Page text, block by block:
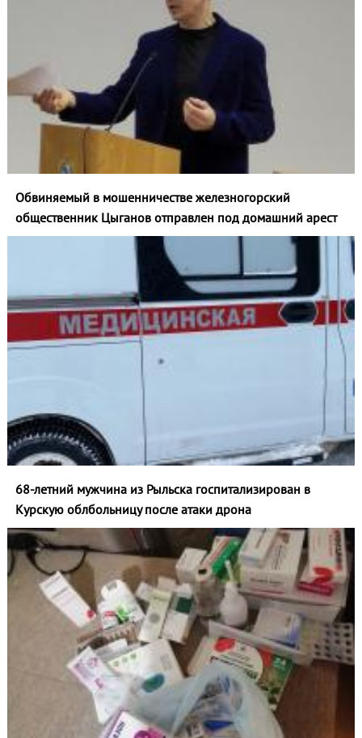
Обвиняемый в мошенничестве железногорский
общественник Цыганов отправлен под домашний арест
68-летний мужчина из Рыльска госпитализирован в
Курскую облбольницу после атаки дрона